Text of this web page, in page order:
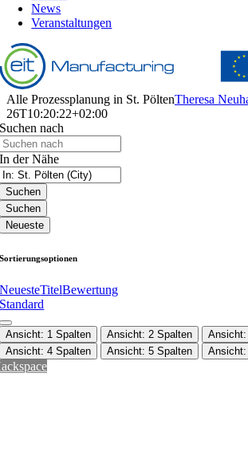
News
Veranstaltungen
Alle Prozessplanung in St. PöltenTheresa
26T10:20:22+02:00
Suchen nach
In der Nähe
Suchen
Suchen
Neueste
Sortierungsoptionen
NeuesteTitelBewertung
Standard
Ansicht: 1 Spalten Ansicht: 2 Spalten
Ansicht: 4 Spalten
Ansicht: 5 Spalten